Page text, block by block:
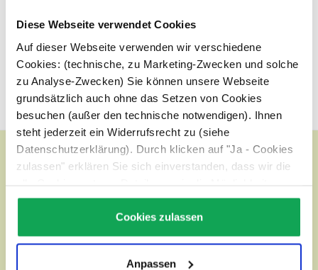
Diese Webseite verwendet Cookies
Auf dieser Webseite verwenden wir verschiedene
Cookies: (technische, zu Marketing-Zwecken und solche
zu Analyse-Zwecken) Sie können unsere Webseite
grundsätzlich auch ohne das Setzen von Cookies
besuchen (außer den technische notwendigen). Ihnen
steht jederzeit ein Widerrufsrecht zu (siehe
Datenschutzerklärung). Durch klicken auf "Ja - Cookies
zulassen" erklären Sie sich einverstanden, dass wir die
Widerruf finden Sie unter:Datenschutz
Cookies zulassen
Anpassen
die Bratöle auch bei Temperaturen jenseits der
200° C hitzestabil. Das gibt perfekte Ergebnisse in
der Küche und beim Grillen.